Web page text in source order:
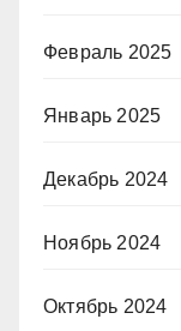
Февраль 2025
Январь 2025
Декабрь 2024
Ноябрь 2024
Октябрь 2024